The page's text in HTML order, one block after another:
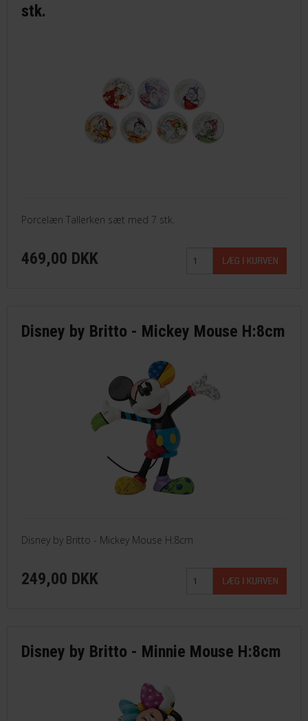
stk.
Porcelæn Tallerken sæt med 7 stk.
469,00 DKK
Disney by Britto - Mickey Mouse H:8cm
Disney by Britto - Mickey Mouse H:8cm
249,00 DKK
Disney by Britto - Minnie Mouse H:8cm